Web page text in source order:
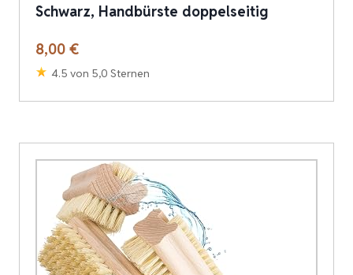
Schwarz, Handbürste doppelseitig
8,00 €
4.5 von 5,0 Sternen